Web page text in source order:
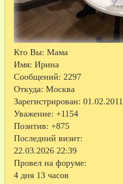
Кто Вы: Мама
Имя: Ирина
Сообщений: 2297
Откуда: Москва
Зарегистрирован: 01.02.2011
Уважение: +1154
Позитив: +875
Последний визит:
22.03.2026 22:39
Провел на форуме:
4 дня 13 часов